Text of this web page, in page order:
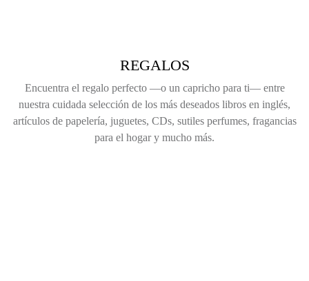
REGALOS
Encuentra el regalo perfecto —o un capricho para ti— entre
nuestra cuidada selección de los más deseados libros en inglés,
artículos de papelería, juguetes, CDs, sutiles perfumes, fragancias
para el hogar y mucho más.